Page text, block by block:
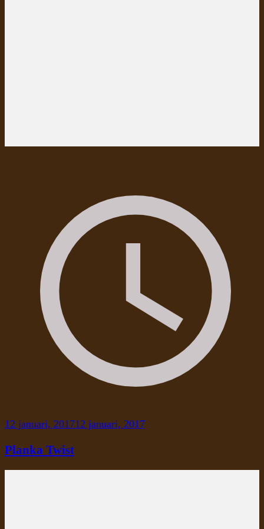
12 januari, 201712 januari, 2017
Planka Twist